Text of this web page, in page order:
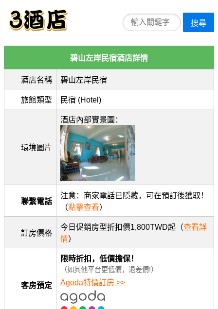
搜尋
碧山左岸民宿酒店詳情
酒店名稱 碧山左岸民宿
旅館類型 民宿 (Hotel)
環境圖片
酒店內部實景圖：
聯繫電話
注意：商家電話已隱藏，可在預訂後獲取！
（點擊查看）
訂房價格
今日促銷房型折扣價1,800TWD起（查看詳
情）
客房預定
限時折扣，低價擔保！
（如其他平台更低價，退差價!）
Agoda特價訂房 >>